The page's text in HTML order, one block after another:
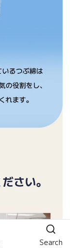
Search